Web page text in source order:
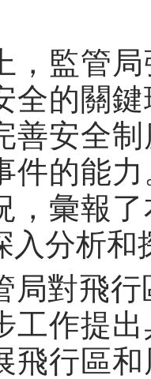
監管局
全的關
善安全
件的能
，彙報
分析和
飛行
工作提
飛行區